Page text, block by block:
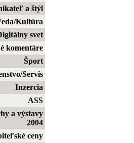
a štýl
Kultúra
svet
komentáre
Šport
Servis
Inzercia
ASS
a výstavy
2004
ceny